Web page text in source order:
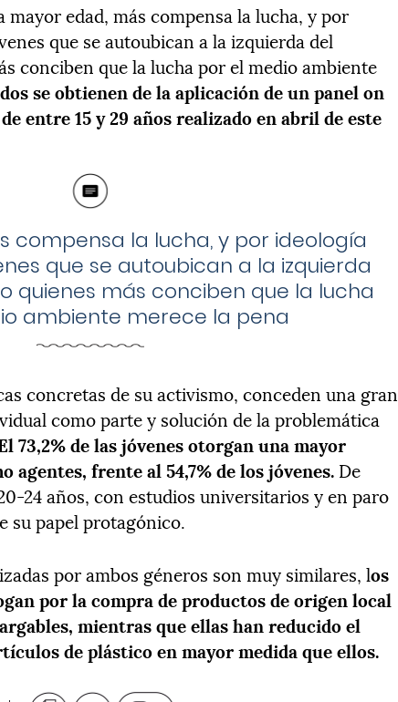
mayor edad, más compensa la lucha, y por
que se autoubican a la izquierda del
conciben que la lucha por el medio ambiente
se obtienen de la aplicación de un panel on
entre 15 y 29 años realizado en abril de este
compensa la lucha, y por ideología
que se autoubican a la izquierda
quienes más conciben que la lucha
ambiente merece la pena
concretas de su activismo, conceden una gran
como parte y solución de la problemática
73,2% de las jóvenes otorgan una mayor
agentes, frente al 54,7% de los jóvenes. De
24 años, con estudios universitarios y en paro
su papel protagónico.
por ambos géneros son muy similares, los
por la compra de productos de origen local
mientras que ellas han reducido el
de plástico en mayor medida que ellos.